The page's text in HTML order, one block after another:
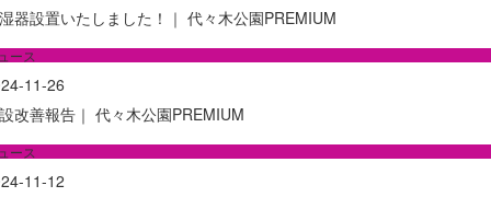
器設置いたしました！｜ 代々木公園PREMIUM
ース
11-26
改善報告｜ 代々木公園PREMIUM
ース
11-12